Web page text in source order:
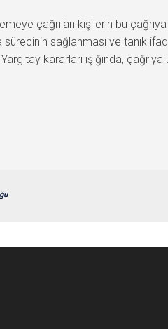
çağrılan kişilerin bu
sağlanması ve tanık
kararları ışığında,